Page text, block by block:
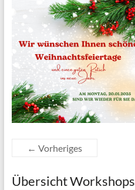
← Vorheriges
Übersicht Workshops